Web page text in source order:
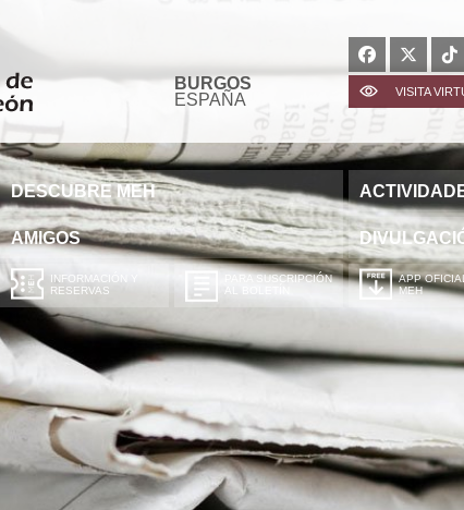
BURGOS
ESPAÑA
VISITA
DESCUBRE MEH
AMIGOS
INFORMACIÓN Y
RESERVAS
PARA SUSCRIPCIÓN
AL BOLETÍN
APP
MEH